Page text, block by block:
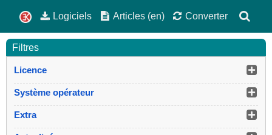
Logiciels Articles (en) Converter
Filtres
Licence
Système opérateur
Extra